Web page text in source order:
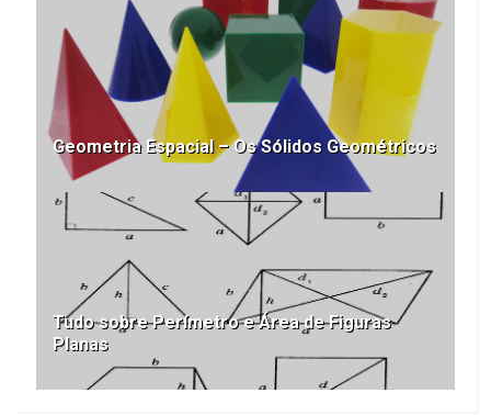
Geometria Espacial – Os Sólidos Geométricos
Tudo sobre Perímetro e Área de Figuras
Planas